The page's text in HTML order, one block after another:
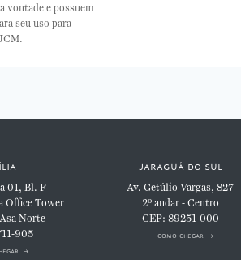
vontade e possuem
seu uso para
01, Bl. F
Office Tower
Norte
905
jaraguá do sul
Av. Getúlio Vargas, 827
2º andar - Centro
CEP: 89251-000
como chegar